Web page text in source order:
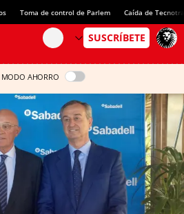
Toma de control de Parlem Caída de
AHORRO